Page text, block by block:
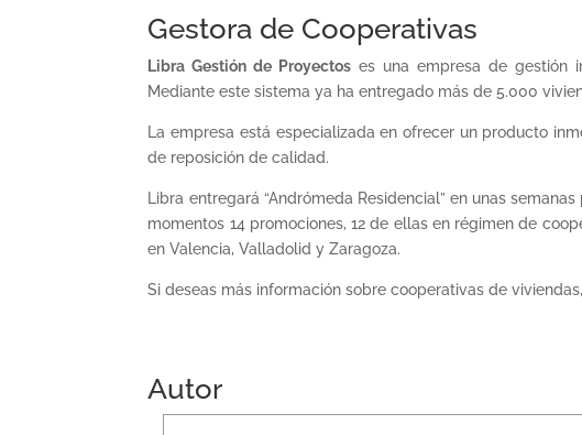
Gestora de Cooperativas
Libra Gestión de Proyectos es una empresa de gestión
Mediante este sistema ya ha entregado más de 5.000
La empresa está especializada en ofrecer un producto
de reposición de calidad.
Libra entregará “Andrómeda Residencial” en unas
momentos 14 promociones, 12 de ellas en régimen de
en Valencia, Valladolid y Zaragoza.
Si deseas más información sobre cooperativas de
Autor